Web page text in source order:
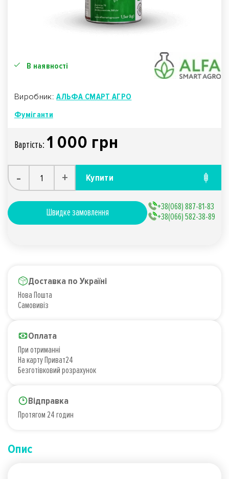
В наявності
Виробник:АЛЬФА СМАРТ АГРО
Фуміганти
Вартiсть: 1 000 грн
- + Купити
Швидке замовлення
+38(068) 887-81-83
+38(066) 582-38-89
Доставка по Україні
Нова Пошта
Самовивіз
Оплата
При отриманні
На карту Приват24
Безготівковий розрахунок
Відправка
Протягом 24 годин
Опис